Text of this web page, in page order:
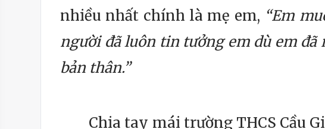
nhiều nhất chính là mẹ em, “Em
người đã luôn tin tưởng em dù em đã
bản thân.”
Chia tay mái trường THCS Cầu